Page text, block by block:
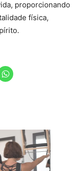
proporcionando
física,